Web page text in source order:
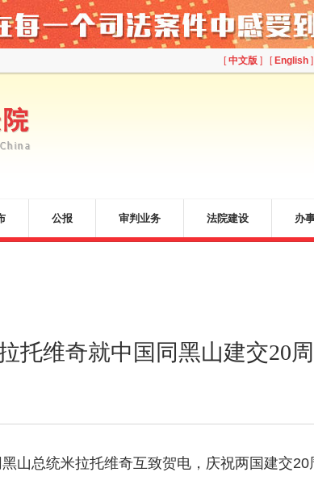
[中文版 ] [ English ]
公报 审判业务 法院建设 办
托维奇就中国同黑山建交20
总统米拉托维奇互致贺电，庆祝两国建交20